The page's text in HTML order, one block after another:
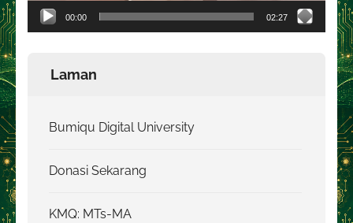
00:00 02:27
Laman
Bumiqu Digital University
Donasi Sekarang
KMQ: MTs-MA